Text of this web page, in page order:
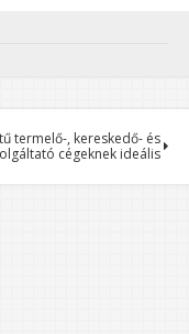
termelő-, kereskedő- és
cégeknek ideális